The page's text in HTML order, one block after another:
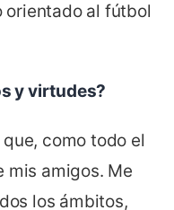
orientado al fútbol
y virtudes?
como todo el
mis amigos. Me
los ámbitos,